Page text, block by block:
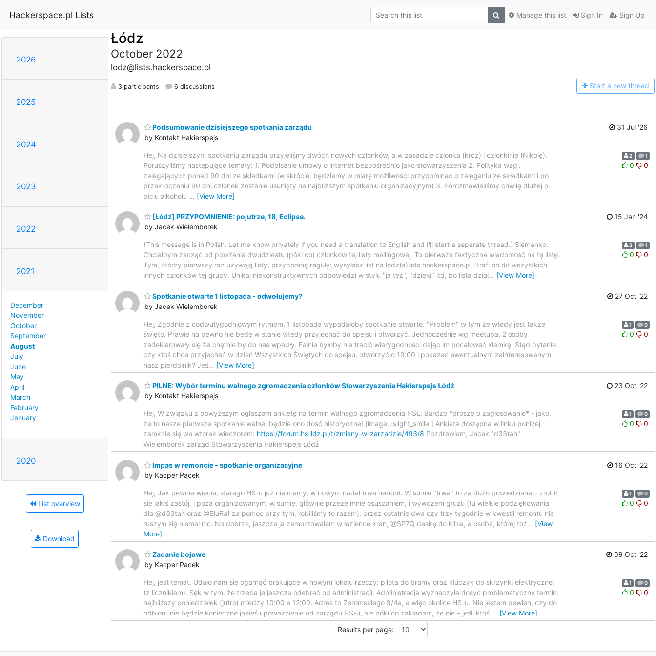
Hackerspace.pl Lists Sign In Sign Up
Manage this list
2026
2025
2024
2023
2022
2021
December
November
October
September
August
July
June
May
April
March
February
January
2020
List overview
Download
Łódz
October 2022
lodz@lists.hackerspace.pl
3 participants 6 discussions Start a new thread
Podsumowanie dzisiejszego spotkania zarządu
by Kontakt Hakierspejs
31 Jul '26
Hej, Na dzisiejszym spotkaniu zarządu przyjęliśmy dwóch nowych członków, a w zasadzie członka (krcz) i członkinię (Nikolę).
Poruszyliśmy następujące tematy: 1. Podpisanie umowy o internet bezpośrednio jako stowarzyszenia 2. Polityka wzgl.
zalegających ponad 90 dni ze składkami (w skrócie: będziemy w miarę możliwości przypominać o zaleganiu ze składkami i po
przekroczeniu 90 dni członek zostanie usunięty na najbliższym spotkaniu organizacyjnym) 3. Porozmawialiśmy chwilę dłużej o
piciu alkoholu … [View More]
2 1
0 0
[Łódź] PRZYPOMNIENIE: pojutrze, 18, Eclipse.
by Jacek Wielemborek
15 Jan '24
(This message is in Polish. Let me know privately if you need a translation to English and I'll start a separate thread.) Siemanko,
Chciałbym zacząć od powitania dwudziestu (póki co) członków tej listy mailingowej. To pierwsza faktyczna wiadomość na tę listę.
Tym, którzy pierwszy raz używają listy, przypomnę reguły: wysyłasz list na lodz(a)lists.hackerspace.pl i trafi on do wszystkich
innych członków tej grupy. Unikaj niekonstruktywnych odpowiedzi w stylu "ja też", "dzięki" itd, bo lista dział… [View More]
2 1
0 0
Spotkanie otwarte 1 listopada - odwołujemy?
by Jacek Wielemborek
27 Oct '22
Hej, Zgodnie z codwutygodniowym rytmem, 1 listopada wypadałoby spotkanie otwarte. "Problem" w tym że wtedy jest także
święto. Prawie na pewno nie będę w stanie wtedy przyjechać do spejsu i otworzyć. Jednocześnie wg meetupa, 2 osoby
zadeklarowały się że chętnie by do nas wpadły. Fajnie byłoby nie tracić wiarygodności dając im pocałować klamkę. Stąd pytanie:
czy ktoś chce przyjechać w dzień Wszystkich Świętych do spejsu, otworzyć o 19:00 i pokazać ewentualnym zainteresowanym
nasz pierdolnik? Jeś… [View More]
1 0
0 0
PILNE: Wybór terminu walnego zgromadzenia członków Stowarzyszenia Hakierspejs Łódź
by Kontakt Hakierspejs
23 Oct '22
Hej, W związku z powyższym ogłaszam ankietę na termin walnego zgromadzenia HSŁ. Bardzo *proszę o zagłosowanie* - jako,
że to nasze pierwsze spotkanie walne, będzie ono dość historyczne! [image: :slight_smile:] Ankieta dostępna w linku poniżej
zamknie się we wtorek wieczorem: https://forum.hs-ldz.pl/t/zmiany-w-zarzadzie/493/8 Pozdrawiam, Jacek "d33tah"
Wielemborek zarząd Stowarzyszenia Hakierspejs Łódź
1 0
0 0
Impas w remoncie – spotkanie organizacyjne
by Kacper Pacek
16 Oct '22
Hej, Jak pewnie wiecie, starego HS-u już nie mamy, w nowym nadal trwa remont. W sumie "trwa" to za dużo powiedziane – zrobił
się jakiś zastój, i poza organizowanym, w sumie, głównie przeze mnie osuszaniem, i wywozem gruzu (tu wielkie podziękowania
dla @d33tah oraz @BluRaf za pomoc przy tym, robiliśmy to razem), przez ostatnie dwa czy trzy tygodnie w kwestii remontu nie
ruszyło się niemal nic. No dobrze, jeszcze ja zamontowałem w łazience kran, @SP7Q deskę do kibla, a osoba, której toż… [View
More]
1 0
0 0
Zadanie bojowe
by Kacper Pacek
09 Oct '22
Hej, jest temat. Udało nam się ogarnąć brakujące w nowym lokalu rzeczy: pilota do bramy oraz kluczyk do skrzynki elektrycznej
(z licznikiem). Sęk w tym, że trzeba je jeszcze odebrać od administracji. Administracja wyznaczyła dosyć problematyczny termin:
najbliższy poniedziałek (jutro) miedzy 10:00 a 12:00. Adres to Żeromskiego 9/4a, a więc okolice HS-u. Nie jestem pewien, czy do
odbioru nie będzie konieczne jakieś upoważnienie od zarządu HS-u, ale póki co zakładam, że nie – jeśli ktoś … [View More]
1 0
0 0
Results per page: